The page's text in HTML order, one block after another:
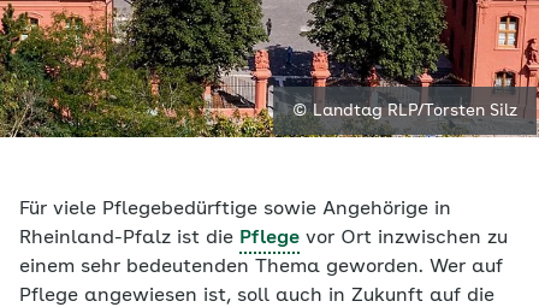
© Landtag RLP/Torsten Silz
Für viele Pflegebedürftige sowie Angehörige in
Rheinland-Pfalz ist die Pflege vor Ort inzwischen zu
einem sehr bedeutenden Thema geworden. Wer auf
Pflege angewiesen ist, soll auch in Zukunft auf die